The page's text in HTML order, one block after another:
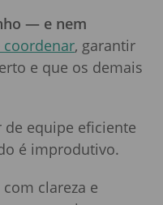
— e nem
coordenar, garantir
e que os demais
equipe eficiente
é improdutivo.
clareza e